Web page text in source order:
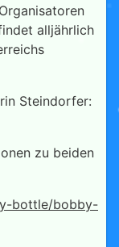
alljährlich
Steindorfer:
zu beiden
bottle/bobby-